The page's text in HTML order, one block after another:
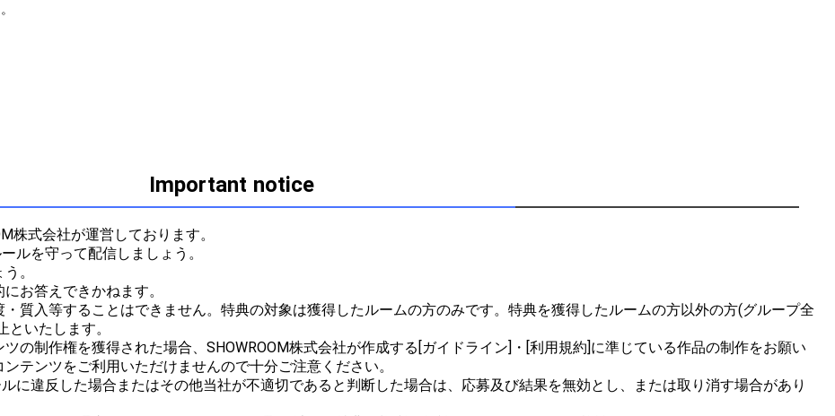
Important notice
株式会社が運営しております。
ルを守って配信しましょう。
。
お答えできかねます。
質入等することはできません。特典の対象は獲得したルームの方のみです。特典を獲得したルームの方以外の方(グループ全
いたします。
の制作権を獲得された場合、SHOWROOM株式会社が作成する[ガイドライン]・[利用規約]に準じている作品の制作をお願い
テンツをご利用いただけませんので十分ご注意ください。
に違反した場合またはその他当社が不適切であると判断した場合は、応募及び結果を無効とし、または取り消す場合があり